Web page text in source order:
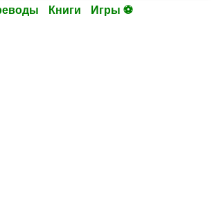
Книги Игры ⚽